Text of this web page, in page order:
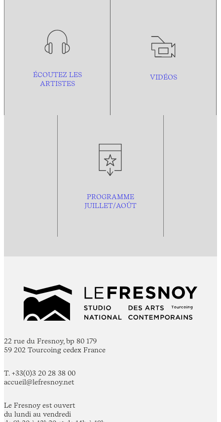
ÉCOUTEZ LES
ARTISTES
VIDÉOS
PROGRAMME
JUILLET/AOÛT
22 rue du Fresnoy, bp 80 179
59 202 Tourcoing cedex France
T. +33(0)3 20 28 38 00
accueil@lefresnoy.net
Le Fresnoy est ouvert
du lundi au vendredi